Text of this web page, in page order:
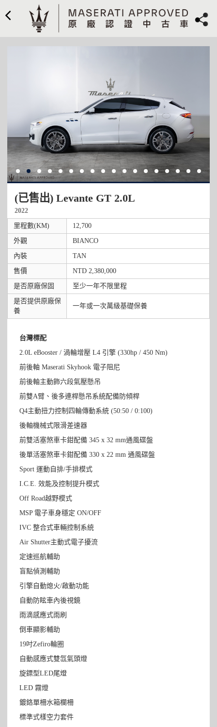
(已售出) Levante GT 2.0L
2022
里程數(KM) 12,700
外觀 BIANCO
內裝 TAN
售價 NTD 2,380,000
是否原廠保固 至少一年不限里程
是否提供原廠保
養
一年或一次萬級基礎保養
台灣標配
2.0L eBooster / 渦輪增壓 L4 引擎 (330hp / 450 Nm)
前後軸 Maserati Skyhook 電子阻尼
前後軸主動飾六段氣壓懸吊
前雙A臂、後多連桿懸吊系統配備防傾桿
Q4主動扭力控制四輪傳動系統 (50:50 / 0:100)
後軸機械式限滑差速器
前雙活塞煞車卡鉗配備 345 x 32 mm通風碟盤
後單活塞煞車卡鉗配備 330 x 22 mm 通風碟盤
Sport 運動自排/手排模式
I.C.E. 效能及控制提升模式
Off Road越野模式
MSP 電子車身穩定 ON/OFF
IVC 整合式車輛控制系統
Air Shutter主動式電子擾流
定速巡航輔助
盲點偵測輔助
引擎自動熄火/啟動功能
自動防眩車內後視鏡
雨滴感應式雨刷
倒車顯影輔助
19吋Zefiro輪圈
自動感應式雙氙氣頭燈
旋鏢型LED尾燈
LED 霧燈
鍍鉻單柵水箱欄柵
標準式樣空力套件